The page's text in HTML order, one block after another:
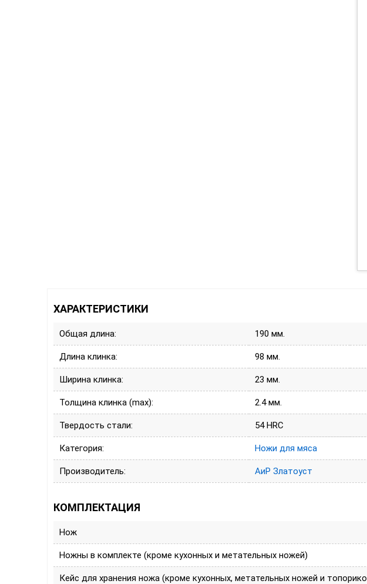
ХАРАКТЕРИСТИКИ
Общая длина: 190 мм.
Длина клинка: 98 мм.
Ширина клинка: 23 мм.
Толщина клинка (max): 2.4 мм.
Твердость стали: 54 HRC
Категория: Ножи для мяса
Производитель: АиР Златоуст
КОМПЛЕКТАЦИЯ
Нож
Ножны в комплекте (кроме кухонных и метательных ножей)
Кейс для хранения ножа (кроме кухонных, метательных ножей и